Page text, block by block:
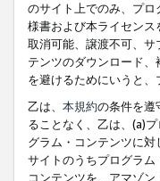
のサイト上でのみ、プ
様書および本ライセンス
取消可能、譲渡不可、
テンツのダウンロード
を避けるためにいうと
乙は、 本規約の条件を遵
ることなく、乙は、(a)
グラム・コンテンツに
サイトのうちプログラ
コンテンツを、アマゾ